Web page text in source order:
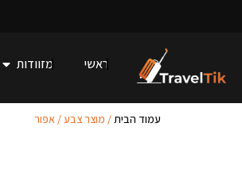
ראשי מזוודות
עמוד הבית/ מוצר צבע / אפור